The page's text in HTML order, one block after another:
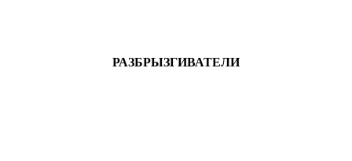
РАЗБРЫЗГИВАТЕЛИ